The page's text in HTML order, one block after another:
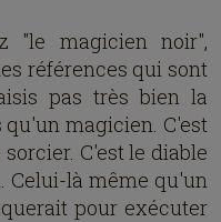
"le magicien noir",
références qui sont
pas très bien la
magicien. C'est
C'est le diable
Celui-là même qu'un
pour exécuter